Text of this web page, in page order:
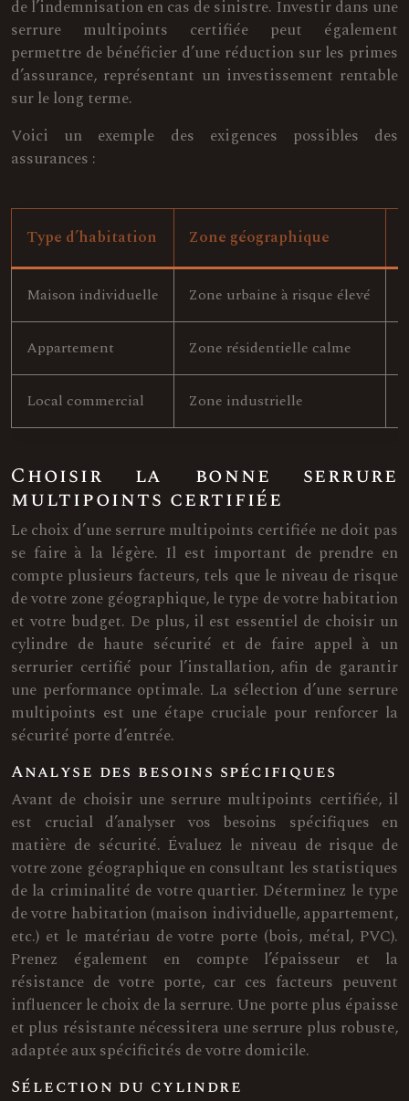
de l’indemnisation en cas de sinistre. Investir dans une
serrure multipoints certifiée peut également
permettre de bénéficier d’une réduction sur les primes
d’assurance, représentant un investissement rentable
sur le long terme.
Voici un exemple des exigences possibles des
assurances :
Type d’habitation Zone géographique
Maison individuelle Zone urbaine à risque élevé
Appartement Zone résidentielle calme
Local commercial Zone industrielle
Choisir la bonne serrure
multipoints certifiée
Le choix d’une serrure multipoints certifiée ne doit pas
se faire à la légère. Il est important de prendre en
compte plusieurs facteurs, tels que le niveau de risque
de votre zone géographique, le type de votre habitation
et votre budget. De plus, il est essentiel de choisir un
cylindre de haute sécurité et de faire appel à un
serrurier certifié pour l’installation, afin de garantir
une performance optimale. La sélection d’une serrure
multipoints est une étape cruciale pour renforcer la
sécurité porte d’entrée.
Analyse des besoins spécifiques
Avant de choisir une serrure multipoints certifiée, il
est crucial d’analyser vos besoins spécifiques en
matière de sécurité. Évaluez le niveau de risque de
votre zone géographique en consultant les statistiques
de la criminalité de votre quartier. Déterminez le type
de votre habitation (maison individuelle, appartement,
etc.) et le matériau de votre porte (bois, métal, PVC).
Prenez également en compte l’épaisseur et la
résistance de votre porte, car ces facteurs peuvent
influencer le choix de la serrure. Une porte plus épaisse
et plus résistante nécessitera une serrure plus robuste,
adaptée aux spécificités de votre domicile.
Sélection du cylindre